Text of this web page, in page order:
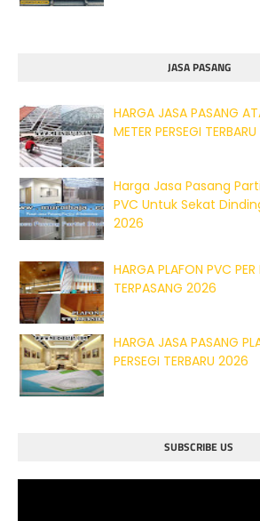
JASA PASANG
HARGA JASA PASANG
METER PERSEGI
Harga Jasa Pasang
PVC Untuk Sekat
2026
HARGA PLAFON PVC PER
TERPASANG 2026
HARGA JASA PASANG
PERSEGI TERBARU 2026
SUBSCRIBE US